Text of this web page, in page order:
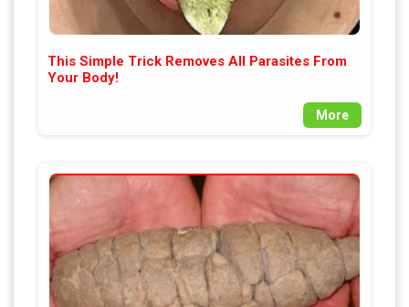
This Simple Trick Removes All Parasites From
Your Body!
More